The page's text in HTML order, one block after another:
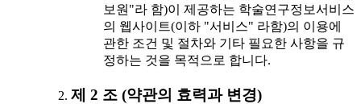
보원"라 함)이 제공하는 학술연구정보서비스
의 웹사이트(이하 "서비스" 라함)의 이용에
관한 조건 및 절차와 기타 필요한 사항을 규
정하는 것을 목적으로 합니다.
제 2 조 (약관의 효력과 변경)